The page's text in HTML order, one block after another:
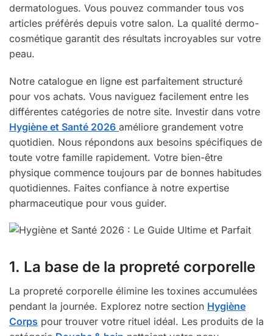
dermatologues. Vous pouvez commander tous vos
articles préférés depuis votre salon. La qualité dermo-
cosmétique garantit des résultats incroyables sur votre
peau.
Notre catalogue en ligne est parfaitement structuré
pour vos achats. Vous naviguez facilement entre les
différentes catégories de notre site. Investir dans votre
Hygiène et Santé 2026 améliore grandement votre
quotidien. Nous répondons aux besoins spécifiques de
toute votre famille rapidement. Votre bien-être
physique commence toujours par de bonnes habitudes
quotidiennes. Faites confiance à notre expertise
pharmaceutique pour vous guider.
1. La base de la propreté corporelle
La propreté corporelle élimine les toxines accumulées
pendant la journée. Explorez notre section Hygiène
Corps pour trouver votre rituel idéal. Les produits de la